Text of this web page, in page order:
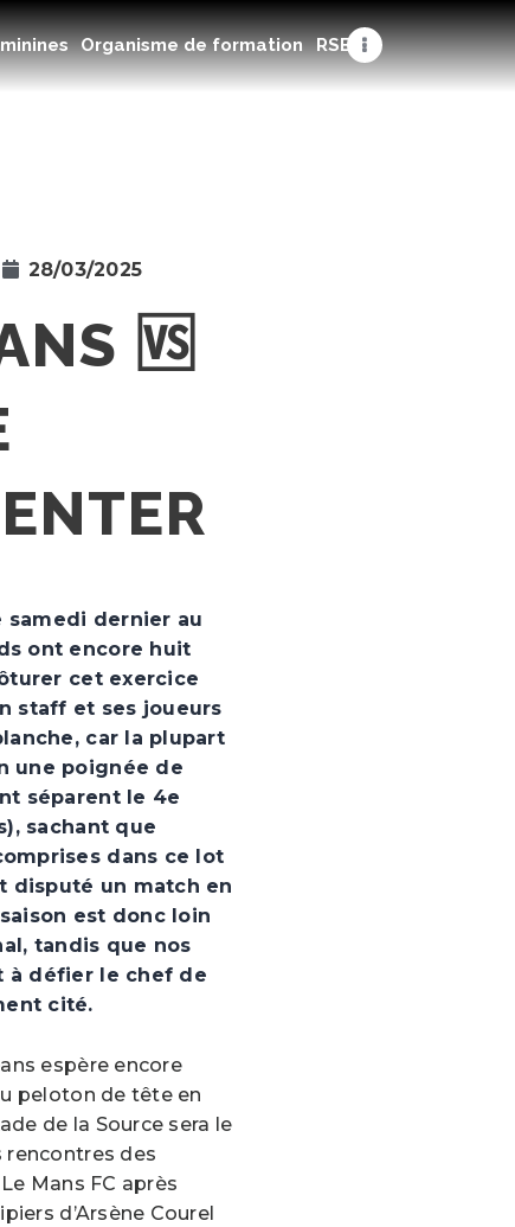
Organisme de formation RSE
28/03/2025
🆚
samedi dernier au
ont encore huit
cet exercice
staff et ses joueurs
car la plupart
une poignée de
séparent le 4e
sachant que
dans ce lot
disputé un match en
est donc loin
tandis que nos
à défier le chef de
cité.
espère encore
peloton de tête en
de la Source sera le
rencontres des
Mans FC après
d’Arsène Courel